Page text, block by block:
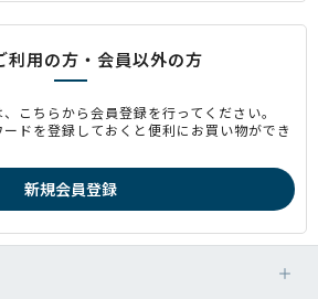
利用の方・会員以外の方
こちらから会員登録を行ってください。
ドを登録しておくと便利にお買い物ができ